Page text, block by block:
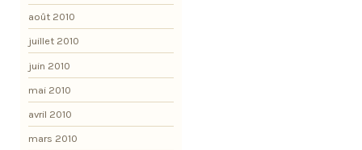
août 2010
juillet 2010
juin 2010
mai 2010
avril 2010
mars 2010